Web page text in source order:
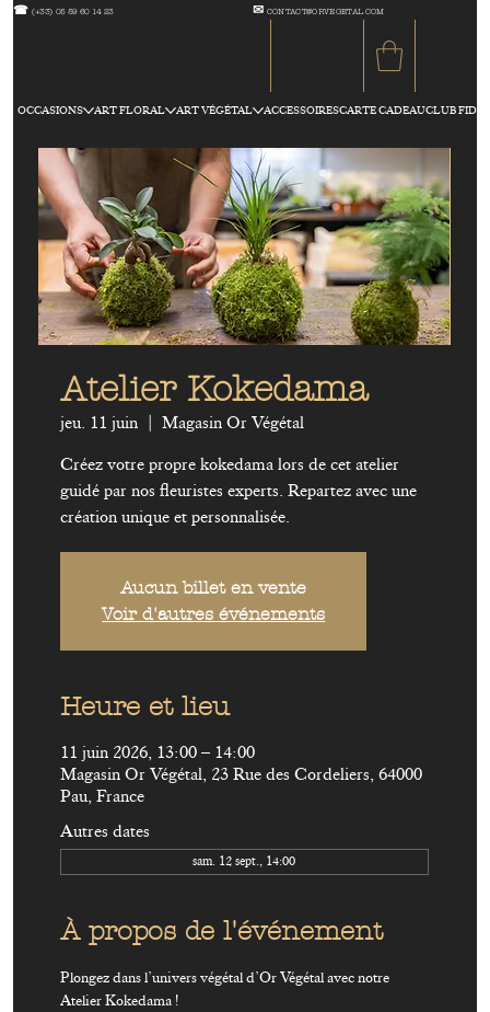
☎ (+33) 05 59 60 14 23 ✉ CONTACT@ORVEGETAL.COM
OCCASIONS ART FLORAL ART VÉGÉTAL ACCESSOIRESCARTE CADEAUCLUB
Atelier Kokedama
jeu. 11 juin
  |
Magasin Or Végétal
Créez votre propre kokedama lors de cet atelier
guidé par nos fleuristes experts. Repartez avec une
création unique et personnalisée.
Aucun billet en vente
Voir d'autres événements
Heure et lieu
11 juin 2026, 13:00 – 14:00
Magasin Or Végétal, 23 Rue des Cordeliers, 64000
Pau, France
Autres dates
sam. 12 sept., 14:00
À propos de l'événement
Plongez dans l’univers végétal d’Or Végétal avec notre
Atelier Kokedama !